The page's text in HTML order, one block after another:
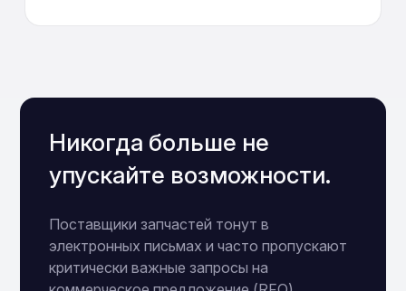
Никогда больше не
упускайте возможности.
Поставщики запчастей тонут в
электронных письмах и часто пропускают
критически важные запросы на